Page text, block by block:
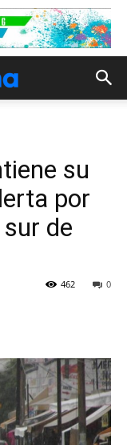
su
por
de
0
462